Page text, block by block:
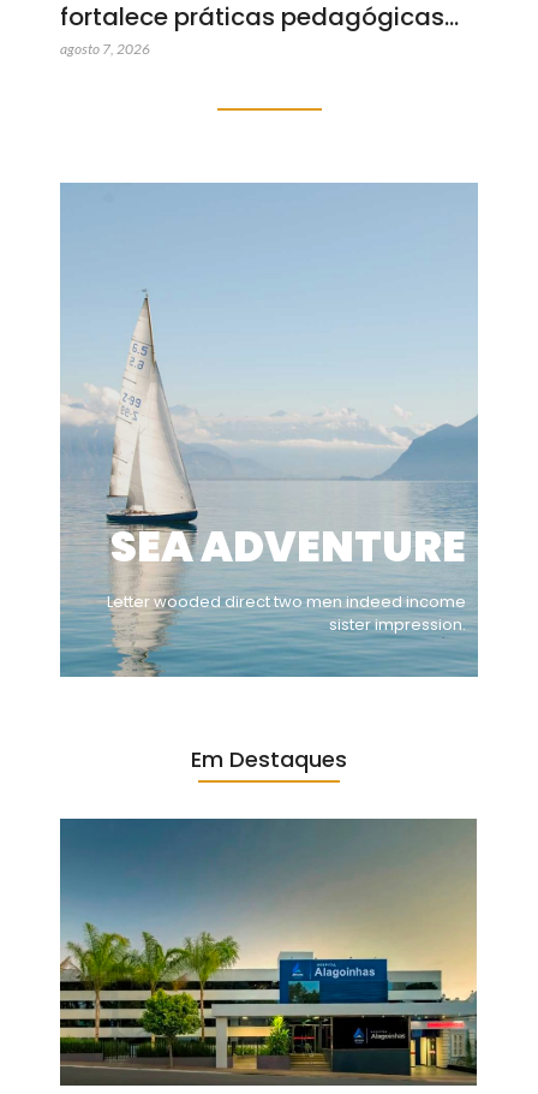
fortalece práticas pedagógicas…
agosto 7, 2026
SEA ADVENTURE
Letter wooded direct two men indeed income
sister impression.
Em Destaques